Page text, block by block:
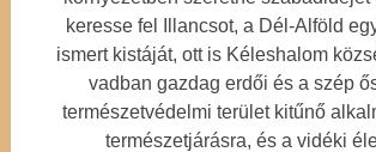
keresse fel Illancsot, a Dél-Alföld
ismert kistáját, ott is Kéleshalom
vadban gazdag erdői és a szép
természetvédelmi terület kitűnő
természetjárásra, és a vidéki